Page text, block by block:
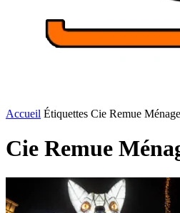
Accueil Étiquettes Cie Remue Ménage
Cie Remue